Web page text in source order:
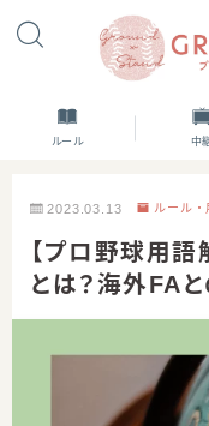
ルール 中
2023.03.13 ルール・
【プロ野球用語
とは？海外FA